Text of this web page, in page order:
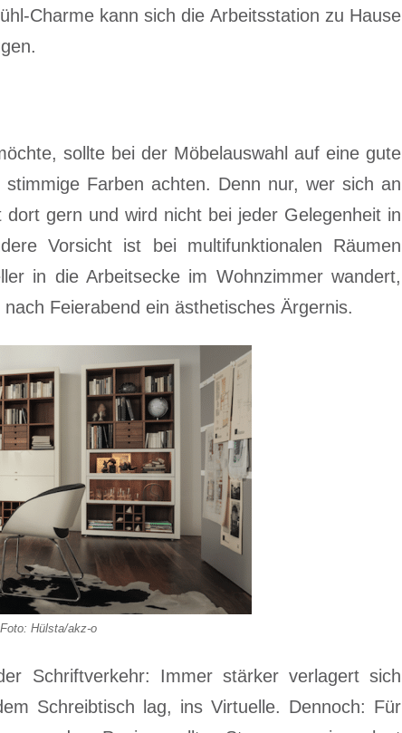
Charme kann sich die Arbeitsstation zu Hause
sollte bei der Möbelauswahl auf eine gute
Farben achten. Denn nur, wer sich an
gern und wird nicht bei jeder Gelegenheit in
Vorsicht ist bei multifunktionalen Räumen
in die Arbeitsecke im Wohnzimmer wandert,
Feierabend ein ästhetisches Ärgernis.
Foto: Hülsta/akz-o
Schriftverkehr: Immer stärker verlagert sich
Schreibtisch lag, ins Virtuelle. Dennoch: Für